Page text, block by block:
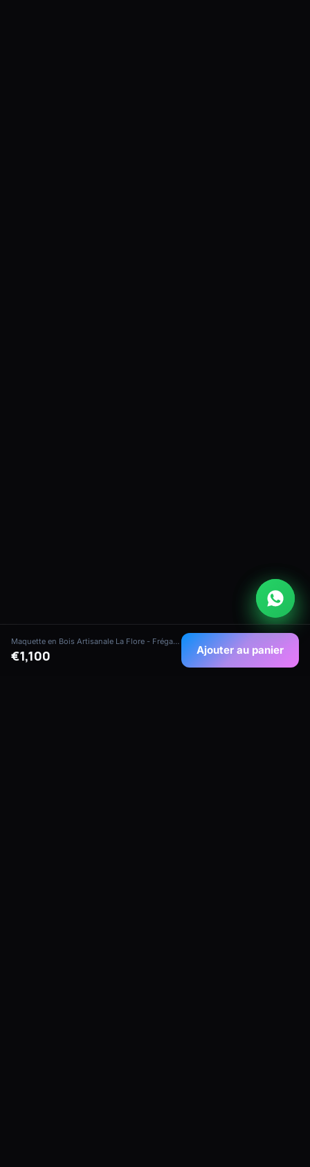
Maquette en Bois Artisanale La Flore - Frégate Historique (Échelle 1:55)
€1,100 Ajouter au panier